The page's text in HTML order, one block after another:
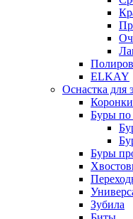
ELKAY
Оснастка для
Буры по
Буры
Зубила